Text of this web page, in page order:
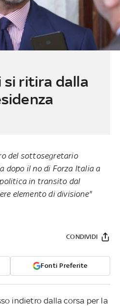
si ritira dalla
del sottosegretario
dopo il no di Forza Italia a
in transito dal
elemento di divisione"
Fonti Preferite
CONDIVIDI
indietro dalla corsa per la